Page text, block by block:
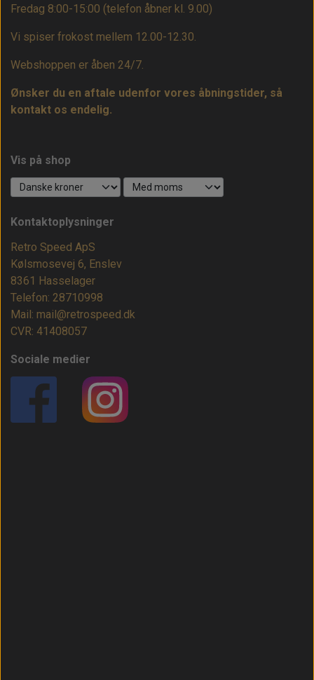
Fredag 8:00-15:00 (telefon åbner kl. 9.00)
Vi spiser frokost mellem 12.00-12.30.
Webshoppen er åben 24/7.
Ønsker du en aftale udenfor vores åbningstider, så
kontakt os endelig.
Vis på shop
Kontaktoplysninger
Retro Speed ApS
Kølsmosevej 6, Enslev
8361 Hasselager
Telefon: 28710998
Mail: mail@retrospeed.dk
CVR: 41408057
Sociale medier